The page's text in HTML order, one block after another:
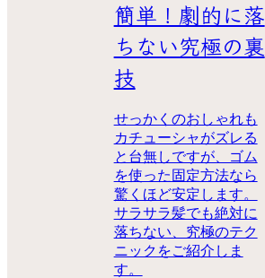
簡単！劇的に落
ちない究極の裏
技
せっかくのおしゃれも
カチューシャがズレる
と台無しですが、ゴム
を使った固定方法なら
驚くほど安定します。
サラサラ髪でも絶対に
落ちない、究極のテク
ニックをご紹介しま
す。